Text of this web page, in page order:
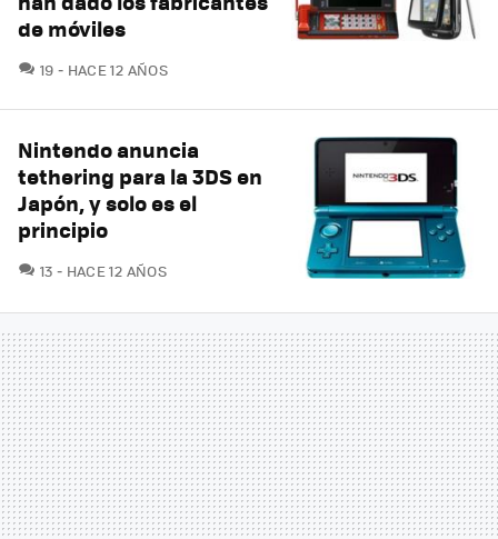
de móviles
19 COMENTARIOS
HACE 12 AÑOS
Nintendo anuncia
tethering para la 3DS en
Japón, y solo es el
principio
13 COMENTARIOS
HACE 12 AÑOS